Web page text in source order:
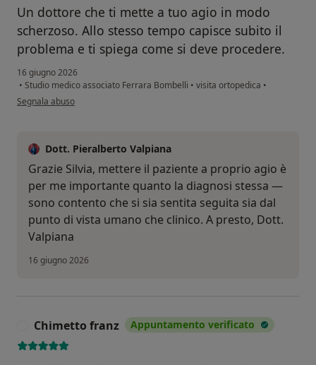
Un dottore che ti mette a tuo agio in modo
scherzoso. Allo stesso tempo capisce subito il
problema e ti spiega come si deve procedere.
16 giugno 2026
• Studio medico associato Ferrara Bombelli • visita ortopedica •
secondo l'opinione dell'utente Silvia P.
Segnala abuso
Dott. Pieralberto Valpiana
Grazie Silvia, mettere il paziente a proprio agio è
per me importante quanto la diagnosi stessa —
sono contento che si sia sentita seguita sia dal
punto di vista umano che clinico. A presto, Dott.
Valpiana
16 giugno 2026
Chimetto franz Appuntamento verificato